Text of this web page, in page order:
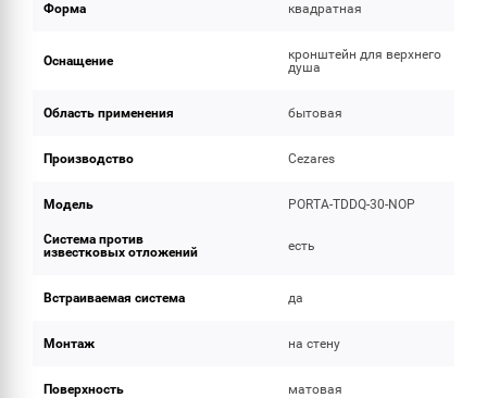
Форма квадратная
Оснащение
кронштейн для верхнего
душа
Область применения бытовая
Производство Cezares
Модель PORTA-TDDQ-30-NOP
Система против
известковых отложений
есть
Встраиваемая система да
Монтаж на стену
Поверхность матовая